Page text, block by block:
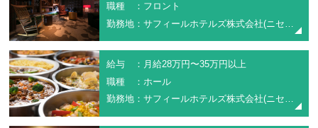
職種 ：フロント
給与 ：月給28万円〜35万円以上
職種 ：ホール
勤務地：サフィールホテルズ株式会社(ニセコノーザンリゾート・アンヌプリ)